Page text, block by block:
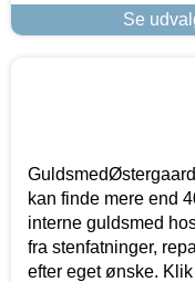
Se
kan finde mere end
interne guldsmed
fra stenfatninger,
efter eget ønske.